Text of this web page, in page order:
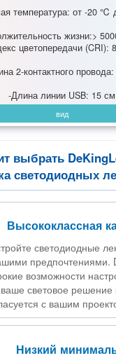
температура: от -20
жизни:>
цветопередачи (CRI):
2-контактного
-Длина линии USB: 15 см
вид
выбрать
светодиодных
Высококлассная
светодиодные
предпочтениями.
возможности
световое решение
с вашим
Низкий